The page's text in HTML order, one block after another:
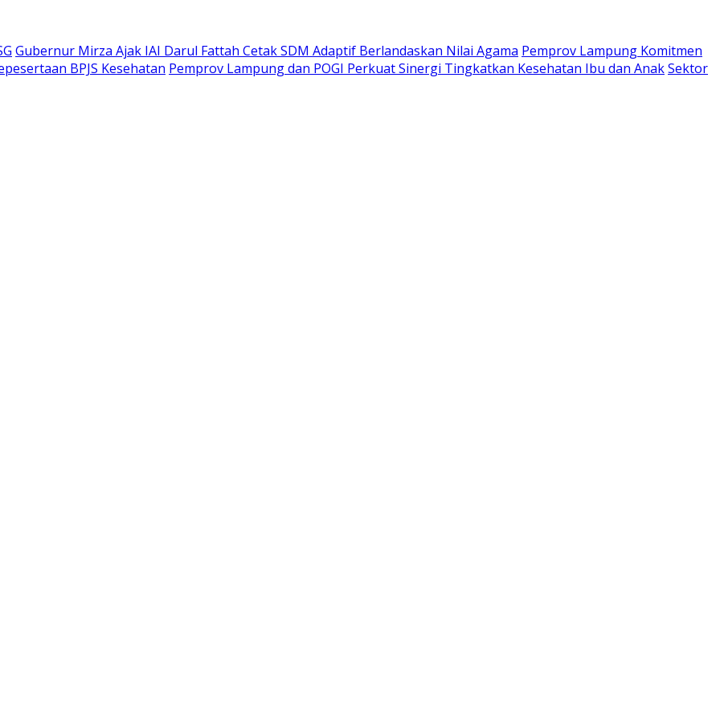
Gubernur Mirza Ajak IAI Darul Fattah Cetak SDM Adaptif Berlandaskan Nilai Agama Pemprov Lampung Komitmen
BPJS Kesehatan Pemprov Lampung dan POGI Perkuat Sinergi Tingkatkan Kesehatan Ibu dan AnakSektor